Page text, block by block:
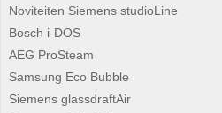
Noviteiten Siemens studioLine
Bosch i-DOS
AEG ProSteam
Samsung Eco Bubble
Siemens glassdraftAir